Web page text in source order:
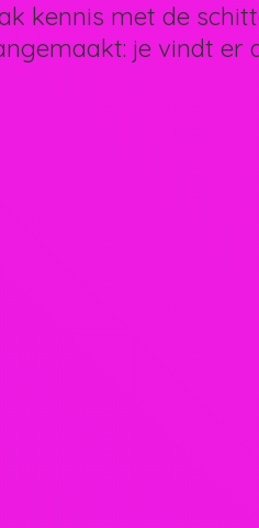
kennis met de
je vindt er